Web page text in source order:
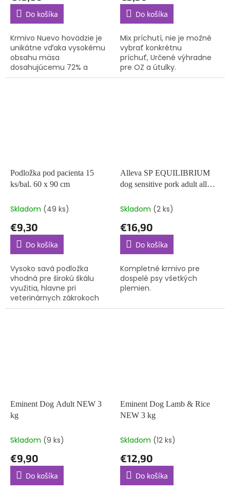
Do košíka
Krmivo Nuevo hovädzie je
unikátne vďaka vysokému
obsahu mäsa
dosahujúcemu 72% a
veľkému množstvu
Do košíka
Mix príchutí, nie je možné
vybrať konkrétnu
príchuť, Určené výhradne
pre OZ a útulky.
Podložka pod pacienta 15
ks/bal. 60 x 90 cm
Skladom (49 ks)
€9,30
Do košíka
Vysoko savá podložka
vhodná pre širokú škálu
využitia, hlavne pri
veterinárnych zákrokoch
alebo hopitalizácii zvierat.
Alleva SP EQUILIBRIUM
dog sensitive pork adult all
Skladom (2 ks)
€16,90
Do košíka
Kompletné krmivo pre
dospelé psy všetkých
plemien.
Eminent Dog Adult NEW 3
kg
Skladom (9 ks)
€9,90
Do košíka
Eminent Dog Lamb & Rice
NEW 3 kg
Skladom (12 ks)
€12,90
Do košíka